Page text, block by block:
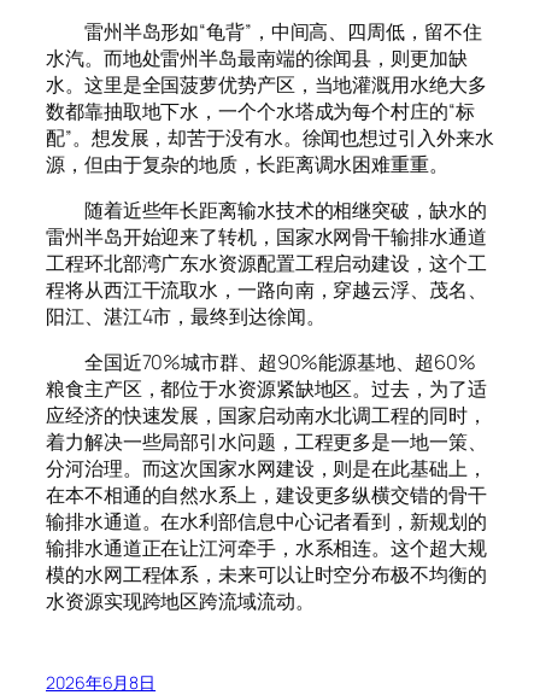
雷州半岛形如“龟背”，中间高、四周低，留不住
水汽。而地处雷州半岛最南端的徐闻县，则更加缺
水。这里是全国菠萝优势产区，当地灌溉用水绝大多
数都靠抽取地下水，一个个水塔成为每个村庄的“标
配”。想发展，却苦于没有水。徐闻也想过引入外来水
源，但由于复杂的地质，长距离调水困难重重。
随着近些年长距离输水技术的相继突破，缺水的
雷州半岛开始迎来了转机，国家水网骨干输排水通道
工程环北部湾广东水资源配置工程启动建设，这个工
程将从西江干流取水，一路向南，穿越云浮、茂名、
阳江、湛江4市，最终到达徐闻。
全国近70%城市群、超90%能源基地、超60%
粮食主产区，都位于水资源紧缺地区。过去，为了适
应经济的快速发展，国家启动南水北调工程的同时，
着力解决一些局部引水问题，工程更多是一地一策、
分河治理。而这次国家水网建设，则是在此基础上，
在本不相通的自然水系上，建设更多纵横交错的骨干
输排水通道。在水利部信息中心记者看到，新规划的
输排水通道正在让江河牵手，水系相连。这个超大规
模的水网工程体系，未来可以让时空分布极不均衡的
水资源实现跨地区跨流域流动。
2026年6月8日